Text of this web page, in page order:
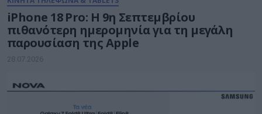
iPhone 18 Pro: H 9η Σεπτεμβρίου
πιθανότερη ημερομηνία για τη μεγάλη
παρουσίαση της Apple
28.07.2026